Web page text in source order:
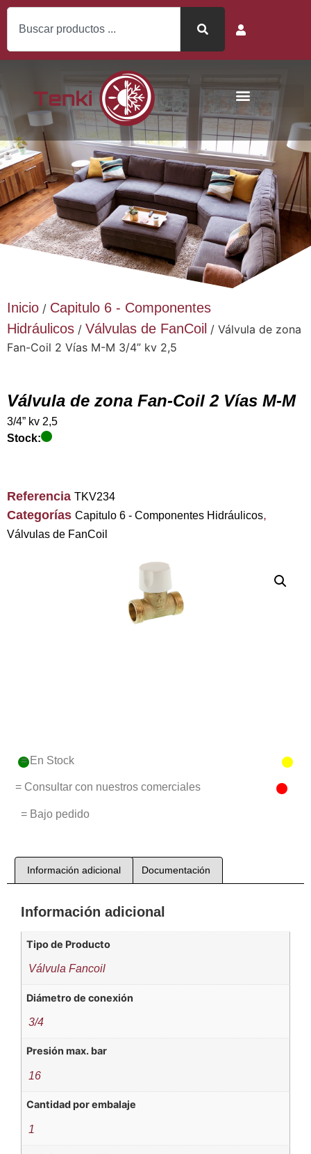
Inicio / Capitulo 6 - Componentes
Hidráulicos / Válvulas de FanCoil / Válvula de zona
Fan-Coil 2 Vías M-M 3/4” kv 2,5
Válvula de zona Fan-Coil 2 Vías M-M
3/4” kv 2,5
Stock:
Referencia TKV234
Categorías Capitulo 6 - Componentes Hidráulicos,
Válvulas de FanCoil
= En Stock
= Consultar con nuestros comerciales
= Bajo pedido
Información adicional Documentación
Información adicional
Tipo de Producto
Válvula Fancoil
Diámetro de conexión
3/4
Presión max. bar
16
Cantidad por embalaje
1